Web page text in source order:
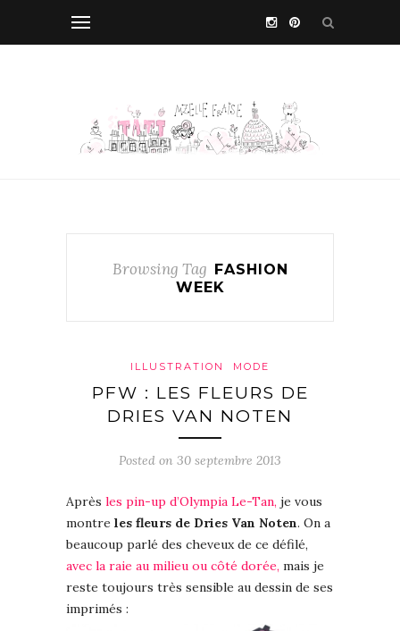
Browsing Tag FASHION
WEEK
ILLUSTRATION MODE
PFW : LES FLEURS DE
DRIES VAN NOTEN
Posted on 30 septembre 2013
Après les pin-up d’Olympia Le-Tan, je vous
montre les fleurs de Dries Van Noten. On a
beaucoup parlé des cheveux de ce défilé,
avec la raie au milieu ou côté dorée, mais je
reste toujours très sensible au dessin de ses
imprimés :